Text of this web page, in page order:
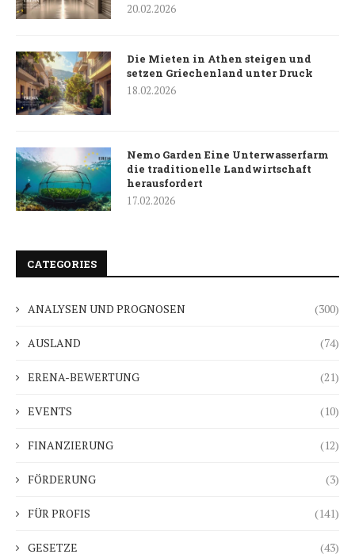
20.02.2026
Die Mieten in Athen steigen und
setzen Griechenland unter Druck
18.02.2026
Nemo Garden Eine Unterwasserfarm
die traditionelle Landwirtschaft
herausfordert
17.02.2026
CATEGORIES
ANALYSEN UND PROGNOSEN (300)
AUSLAND (74)
ERENA-BEWERTUNG (21)
EVENTS (10)
FINANZIERUNG (12)
FÖRDERUNG (3)
FÜR PROFIS (141)
GESETZE (43)